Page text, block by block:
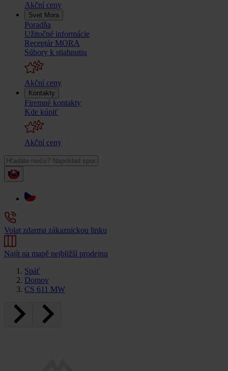
Akční ceny
Svet Mora
Poradňa
Užitočné informácie
Receptár MORA
Súbory k stiahnutiu
Akční ceny
Kontakty
Firemné kontakty
Kde kúpiť
Akční ceny
Volat zdarma zákaznickou linku
Najít na mapě nejbližší prodejnu
Späť
Domov
CS 611 MW